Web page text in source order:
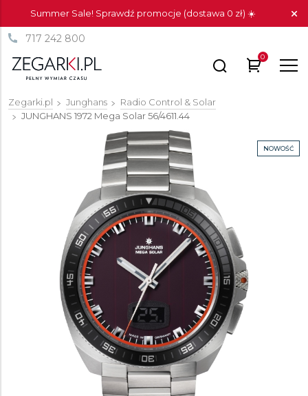
Summer Sale! Sprawdź promocje (dostawa 0 zł) ☀️
717 242 800
0
Zegarki.pl Junghans
Radio Control & Solar
JUNGHANS 1972 Mega Solar56/4611.44
NOWOŚĆ